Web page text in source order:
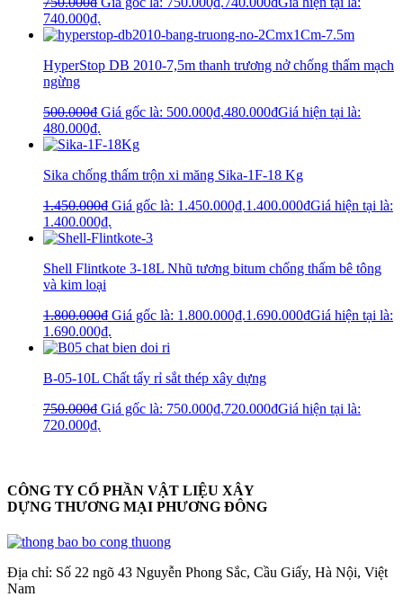
740.000₫.
HyperStop DB 2010-7,5m thanh trương nở chống thấm mạch
ngừng
500.000₫ Giá gốc là: 500.000₫.480.000₫Giá hiện tại là:
480.000₫.
Sika chống thấm trộn xi măng Sika-1F-18 Kg
1.450.000₫ Giá gốc là: 1.450.000₫.1.400.000₫Giá hiện tại là:
1.400.000₫.
Shell Flintkote 3-18L Nhũ tương bitum chống thấm bê tông
và kim loại
1.800.000₫ Giá gốc là: 1.800.000₫.1.690.000₫Giá hiện tại là:
1.690.000₫.
B-05-10L Chất tẩy rỉ sắt thép xây dựng
750.000₫ Giá gốc là: 750.000₫.720.000₫Giá hiện tại là:
720.000₫.
CÔNG TY CỔ PHẦN VẬT LIỆU XÂY
DỰNG THƯƠNG MẠI PHƯƠNG ĐÔNG
Địa chỉ: Số 22 ngõ 43 Nguyễn Phong Sắc, Cầu Giấy, Hà Nội, Việt
Nam